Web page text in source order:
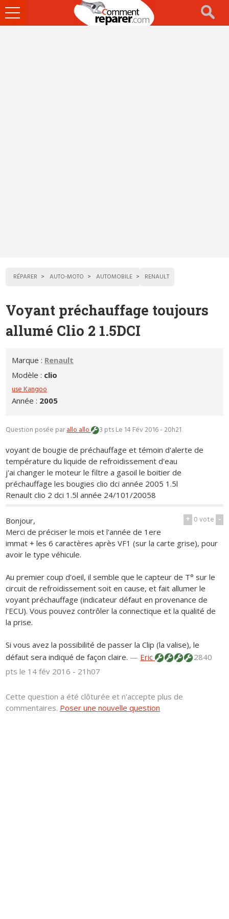
Ouvrir
le
RÉPARER AUTO-MOTO AUTOMOBILE RENAULT
Voyant préchauffage toujours
allumé Clio 2 1.5DCI
Marque : Renault
Modèle : clio
use Kangoo
Année : 2005
Question posée parallo allo 3 ptsLe 14 Fév 2016 - 20h21
voyant de bougie de préchauffage et témoin d'alerte de
température du liquide de refroidissement d'eau
j'ai changer le moteur le filtre a gasoil le boitier de
préchauffage les bougies clio dci année 2005 1.5l
Renault clio 2 dci 1.5l année 24/101/20058
+ 0vote -
Bonjour,
Merci de préciser le mois et l'année de 1ere
immat + les 6 caractères après VF1 (sur la carte grise), pour
avoir le type véhicule.
Au premier coup d'oeil, il semble que le capteur de T° sur le
circuit de refroidissement soit en cause, et fait allumer le
voyant préchauffage (indicateur défaut en provenance de
l'ECU). Vous pouvez contrôler la connectique et la qualité de
la prise.
Si vous avez la possibilité de passer la Clip (la valise), le
défaut sera indiqué de façon claire. — Eric
2840
ptsle 14 fév 2016 - 21h07
Cette question a été clôturée et n'accepte plus de
commentaires. Poser une nouvelle question